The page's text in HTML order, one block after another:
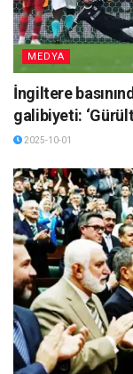
MEDYA
İngiltere
galibiyeti:
2025-10-01